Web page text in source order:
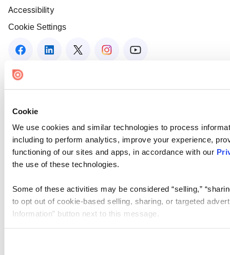
Cookie
We use cookies and similar technologies to process
including to perform analytics, improve your experience,
functioning of our sites and apps, in accordance with our
the use of these technologies.
Some of these activities may be considered “selling,”
to opt out of cookie-based selling, sharing, or targeted
Information” button next to this message.
Accessibility
Cookie Settings